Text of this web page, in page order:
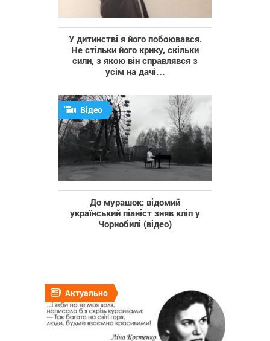
У дитинстві я його побоювався.
Не стільки його крику, скільки
сили, з якою він справлявся з
усім на дачі…
Відео
До мурашок: відомий
український піаніст зняв кліп у
Чорнобилі (відео)
Актуально